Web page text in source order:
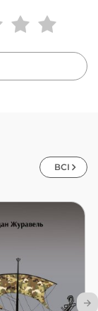
«Підвал» та
ВСІ